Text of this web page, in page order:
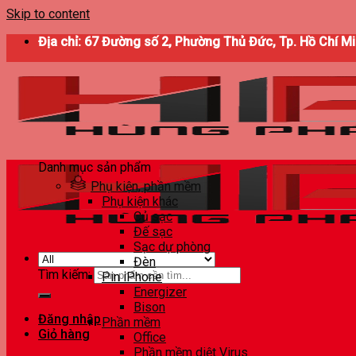
Skip to content
Địa chỉ: 67 Đường số 2, Phường Thủ Đức, Tp. Hồ Chí
Tìm kiếm:
Đăng nhập
Giỏ hàng
Danh mục sản phẩm
Phụ kiện, phần mềm
Phụ kiện khác
Củ sạc
Đế sạc
Sạc dự phòng
Đèn
Pin iPhone
Energizer
Bison
Phần mềm
Office
Phần mềm diệt Virus